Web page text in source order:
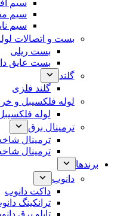
سیم
سیم
سیم
بست و اتصالات
بست ریلی
بست عایق
گلند
گلند فلزی
لوله فلکسیبل و
لوله
ترمینال برق
ترمینال
ترمینال
برندها
دانوب
داکت دانوب
ترانکینگ
تابلو برق